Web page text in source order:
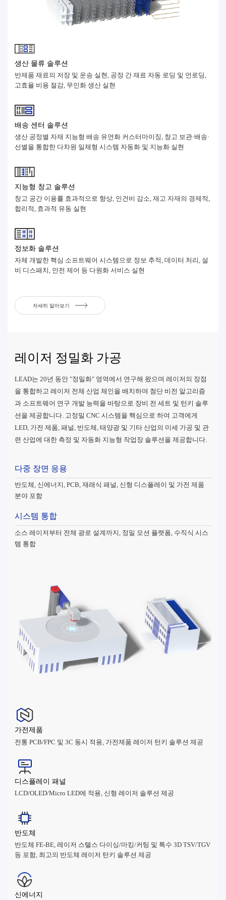
생산 물류 솔루션
반제품 재료의 저장 및 운송 실현, 공정 간 재료 자동 로딩 및 언로딩,
고효율 비용 절감, 무인화 생산 실현
배송 센터 솔루션
생산 공정별 자재 지능형 배송 유연화 커스터마이징, 창고 보관·배송·
선별을 통합한 다차원 일체형 시스템 자동화 및 지능화 실현
지능형 창고 솔루션
창고 공간 이용률 효과적으로 향상, 인건비 감소, 재고 자재의 경제적,
합리적, 효과적 유동 실현
정보화 솔루션
자체 개발한 핵심 소프트웨어 시스템으로 정보 추적, 데이터 처리, 설
비 디스패치, 안전 제어 등 다원화 서비스 실현
자세히 알아보기
레이저 정밀화 가공
LEAD는 20년 동안 "정밀화" 영역에서 연구해 왔으며 레이저의 장점
을 통합하고 레이저 전체 산업 체인을 배치하며 첨단 비전 알고리즘
과 소프트웨어 연구 개발 능력을 바탕으로 장비 전 세트 및 턴키 솔루
션을 제공합니다. 고정밀 CNC 시스템을 핵심으로 하여 고객에게
LED, 가전 제품, 패널, 반도체, 태양광 및 기타 산업의 미세 가공 및 관
련 산업에 대한 측정 및 자동화 지능형 작업장 솔루션을 제공합니다.
다중 장면 응용
반도체, 신에너지, PCB, 재래식 패널, 신형 디스플레이 및 가전 제품
분야 포함
시스템 통합
소스 레이저부터 전체 광로 설계까지, 정밀 모션 플랫폼, 수직식 시스
템 통합
가전제품
전통 PCB/FPC 및 3C 동시 적용, 가전제품 레이저 턴키 솔루션 제공
디스플레이 패널
LCD/OLED/Micro LED에 적용, 신형 레이저 솔루션 제공
반도체
반도체 FE-BE, 레이저 스텔스 다이싱/마킹/커팅 및 특수 3D TSV/TGV
등 포함, 최고의 반도체 레이저 턴키 솔루션 제공
신에너지